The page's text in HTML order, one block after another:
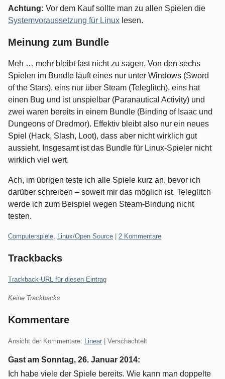
Achtung: Vor dem Kauf sollte man zu allen Spielen die
Systemvoraussetzung für Linux lesen.
Meinung zum Bundle
Meh … mehr bleibt fast nicht zu sagen. Von den sechs
Spielen im Bundle läuft eines nur unter Windows (Sword
of the Stars), eins nur über Steam (Teleglitch), eins hat
einen Bug und ist unspielbar (Paranautical Activity) und
zwei waren bereits in einem Bundle (Binding of Isaac und
Dungeons of Dredmor). Effektiv bleibt also nur ein neues
Spiel (Hack, Slash, Loot), dass aber nicht wirklich gut
aussieht. Insgesamt ist das Bundle für Linux-Spieler nicht
wirklich viel wert.
Ach, im übrigen teste ich alle Spiele kurz an, bevor ich
darüber schreiben – soweit mir das möglich ist. Teleglitch
werde ich zum Beispiel wegen Steam-Bindung nicht
testen.
Kategorien:
Computerspiele, Linux/Open Source 2 Kommentare
Trackbacks
Trackback-URL für diesen Eintrag
Keine Trackbacks
Kommentare
Ansicht der Kommentare: Linear | Verschachtelt
Gast am Sonntag, 26. Januar 2014:
Ich habe viele der Spiele bereits. Wie kann man doppelte